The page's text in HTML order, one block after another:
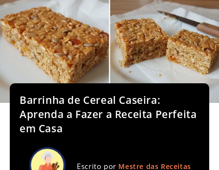
Barrinha de Cereal Caseira:
Aprenda a Fazer a Receita Perfeita
em Casa
Escrito por Mestre das Receitas